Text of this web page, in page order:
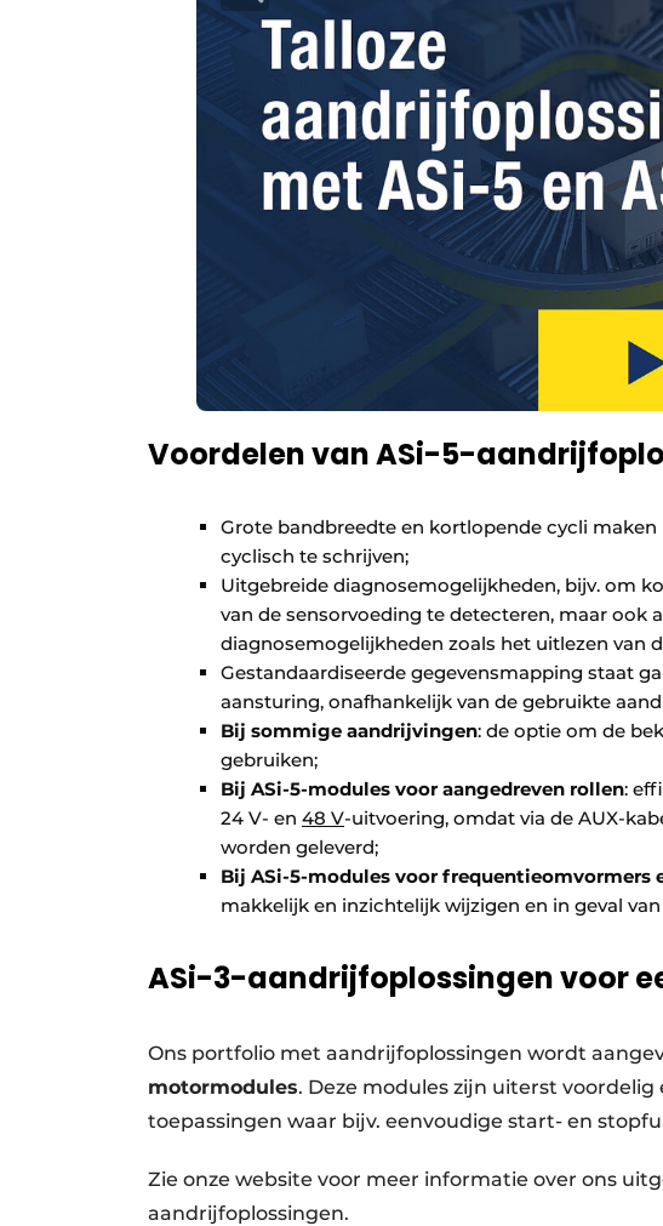
Voordelen van ASi-5-
Grote bandbreedte en kortlopende cycli
cyclisch te schrijven;
Uitgebreide diagnosemogelijkheden, bijv. om
van de sensorvoeding te detecteren, maar ook
diagnosemogelijkheden zoals het uitlezen van
Gestandaardiseerde gegevensmapping staat
aansturing, onafhankelijk van de gebruikte
Bij sommige aandrijvingen: de optie om de
gebruiken;
Bij ASi-5-modules voor aangedreven rollen:
24 V- en 48 V-uitvoering, omdat via de AUX-
worden geleverd;
Bij ASi-5-modules voor
makkelijk en inzichtelijk wijzigen en in geval
ASi-3-aandrijfoplossingen voor
Ons portfolio met aandrijfoplossingen wordt
motormodules. Deze modules zijn uiterst
toepassingen waar bijv. eenvoudige start- en
Zie onze website voor meer informatie over ons
aandrijfoplossingen.